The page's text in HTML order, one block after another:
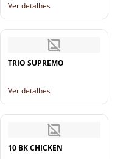
Ver detalhes
TRIO SUPREMO
Ver detalhes
10 BK CHICKEN